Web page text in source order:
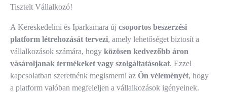
Tisztelt Vállalkozó!
A Kereskedelmi és Iparkamara új csoportos beszerzési
platform létrehozását tervezi, amely lehetőséget biztosít a
vállalkozások számára, hogy közösen kedvezőbb áron
vásároljanak termékeket vagy szolgáltatásokat. Ezzel
kapcsolatban szeretnénk megismerni az Ön véleményét, hogy
a platform valóban megfeleljen a vállalkozások igényeinek.